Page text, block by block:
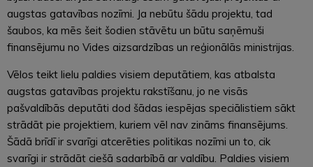
augstas gatavības nozīmi. Ja nebūtu šādu projektu, tad
šaubos, ka mēs šeit šodien stāvētu un būtu saņēmuši
finansējumu no Vides aizsardzības un reģionālās ministrijas.
Vēlos teikt lielu paldies visiem deputātiem, kas atbalsta
augstas gatavības projektu rakstīšanu, jo ne visās
pašvaldībās deputāti dod šādas iespējas speciālistiem sākt
strādāt pie projektiem, kuriem vēl nav zināms finansējums.
Šādā brīdī ir svarīgi atcerēties politikas nozīmi un to, cik
svarīgi ir strādāt ciešā sadarbībā ar valdību. Paldies visiem